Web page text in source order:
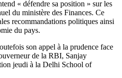
« défendre sa position » sur les
du ministère des Finances. Ce
recommandations politiques ainsi
du pays.
son appel à la prudence face
de la RBI, Sanjay
jeudi à la Delhi School of